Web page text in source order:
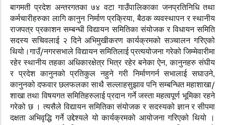
बागमती प्रदेश अन्तरगतका ७४ वटा गाउँपालिकाका जनप्रतिनिधि तथा
कर्मचारीहरुका लागि कानुन निर्माण प्रक्रिया, बैठक व्यवस्थापन र स्थानीय
राजपत्र प्रकाशन सम्बन्धी विद्यायन समितिका संयोजक र विधायन समिति
सदस्य सचिवलाई २ दिने अभिमुखीकरण कार्यक्रमको सञ्चालन गरिएको
थियो।गाउँ/नगरसभाले विद्यायन समितिलाई प्रत्ययोजना गरेको जिम्मेवारीमा
रहेर स्थानीय तहका अधिकारक्षेत्र भित्र रहेर बनेका ऐन, कानुनहरु संघीय
र प्रदेश कानुनको प्रतिकुल नहुने गरी निर्माणगर्न सभालाई सघाउने,
कानुनको दफवार छलफलका साथै सल्लाहसुझाव पनि सम्बन्धित महाशाखा/
शाखा तथा विषयगत समितिहरुलाई प्रदान गर्ने जस्ता महत्वपूर्ण भूमिका रहने
गरेको छ । त्यसैले विद्यायन समितिका संयोजक र सदस्यको ज्ञान र सीपमा
दक्षता अभिवृद्धि गर्ने उद्देश्यले यो कार्यक्रमको आयोजना गरिएको थियो ।